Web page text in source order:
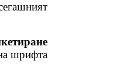
шрифта